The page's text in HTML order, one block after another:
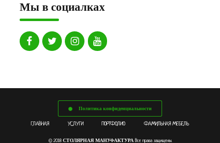
Мы в социалках
Политика конфиденциальности
ГЛАВНАЯ УСЛУГИ ПОРТФОЛИО ФАМИЛЬНАЯ МЕБЕЛЬ
© 2018 СТОЛЯРНАЯ МАНУФАКТУРАВсе права защищены.